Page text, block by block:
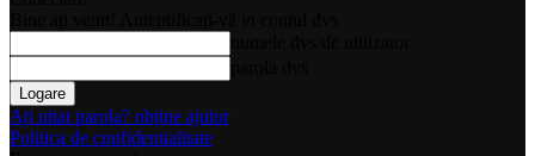
Ați uitat parola? obține ajutor
Politica de confidentialitate